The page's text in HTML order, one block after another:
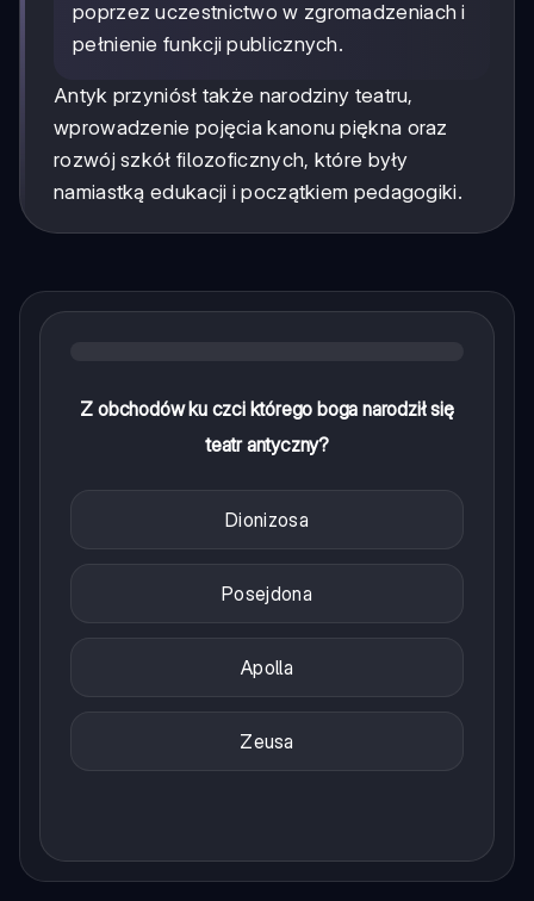
poprzez uczestnictwo w zgromadzeniach i
pełnienie funkcji publicznych.
Antyk przyniósł także narodziny teatru,
wprowadzenie pojęcia kanonu piękna oraz
rozwój szkół filozoficznych, które były
namiastką edukacji i początkiem pedagogiki.
Z obchodów ku czci którego boga narodził się
teatr antyczny?
Dionizosa
Posejdona
Apolla
Zeusa